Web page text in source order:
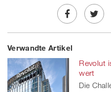
Share
on
Facebook
Twe
on
twitt
Verwandte Artikel
Revolut
wert
Die